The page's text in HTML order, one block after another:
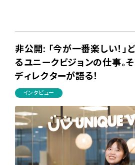
非公開: 「今が一番楽しい！」
るユニークビジョンの仕事。
ディレクターが語る！
インタビュー